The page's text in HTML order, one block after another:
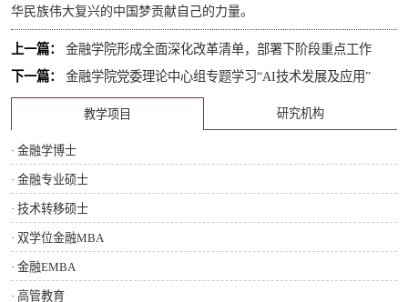
华民族伟大复兴的中国梦贡献自己的力量。
上一篇：
金融学院形成全面深化改革清单，部署下阶段重点工作
下一篇：
金融学院党委理论中心组专题学习“AI技术发展及应用”
教学项目 研究机构
· 金融学博士
· 金融专业硕士
· 技术转移硕士
· 双学位金融MBA
· 金融EMBA
· 高管教育